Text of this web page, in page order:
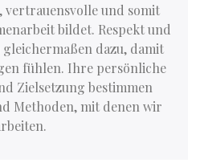
vertrauensvolle und somit
bildet. Respekt und
dazu, damit
fühlen. Ihre persönliche
Zielsetzung bestimmen
Methoden, mit denen wir